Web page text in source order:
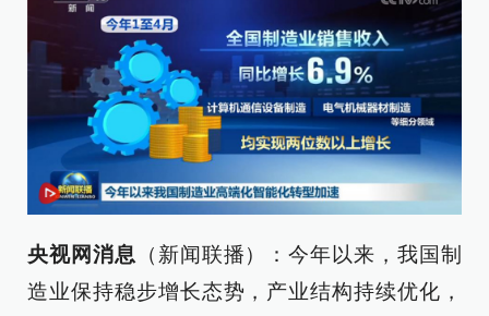
央视网消息 （新闻联播）：今年以来，我国制
造业保持稳步增长态势，产业结构持续优化，